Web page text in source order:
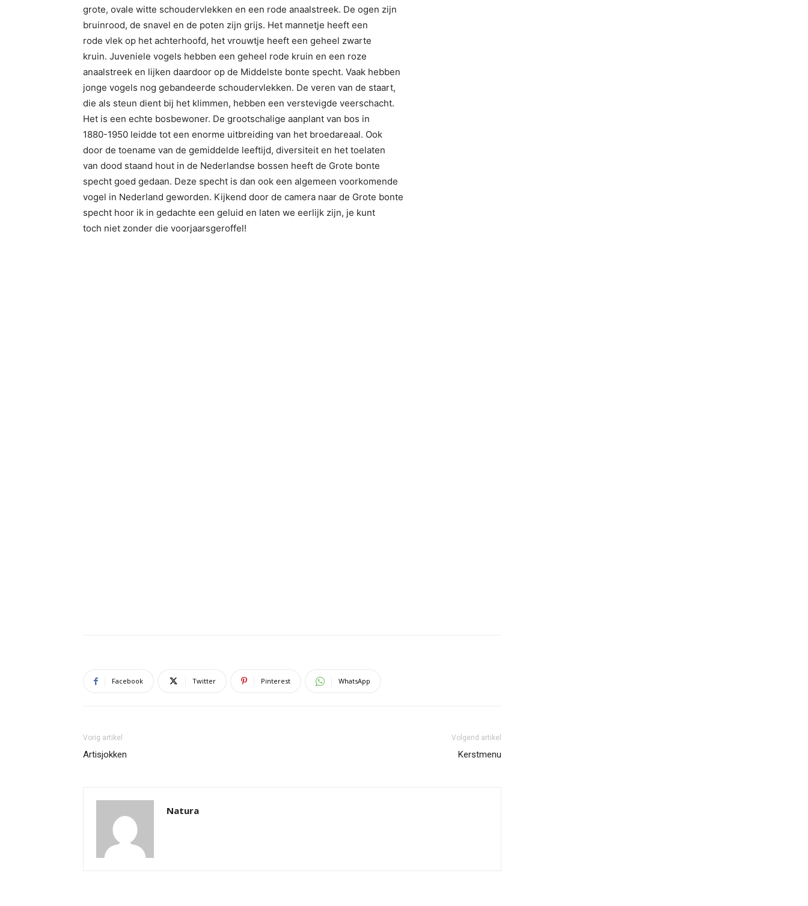
grote, ovale witte schoudervlekken en een rode anaalstreek. De ogen zijn
bruinrood, de snavel en de poten zijn grijs. Het mannetje heeft een
rode vlek op het achterhoofd, het vrouwtje heeft een geheel zwarte
kruin. Juveniele vogels hebben een geheel rode kruin en een roze
anaalstreek en lijken daardoor op de Middelste bonte specht. Vaak hebben
jonge vogels nog gebandeerde schoudervlekken. De veren van de staart,
die als steun dient bij het klimmen, hebben een verstevigde veerschacht.
Het is een echte bosbewoner. De grootschalige aanplant van bos in
1880-1950 leidde tot een enorme uitbreiding van het broedareaal. Ook
door de toename van de gemiddelde leeftijd, diversiteit en het toelaten
van dood staand hout in de Nederlandse bossen heeft de Grote bonte
specht goed gedaan. Deze specht is dan ook een algemeen voorkomende
vogel in Nederland geworden. Kijkend door de camera naar de Grote bonte
specht hoor ik in gedachte een geluid en laten we eerlijk zijn, je kunt
toch niet zonder die voorjaarsgeroffel!
Facebook Twitter Pinterest WhatsApp
Vorig artikel
Artisjokken
Volgend artikel
Kerstmenu
Natura